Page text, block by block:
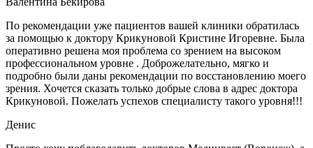
По рекомендации уже пациентов вашей клиники обратилась
за помощью к доктору Крикуновой Кристине Игоревне. Была
оперативно решена моя проблема со зрением на высоком
профессиональном уровне . Доброжелательно, мягко и
подробно были даны рекомендации по восстановлению моего
зрения. Хочется сказать только добрые слова в адрес доктора
Крикуновой. Пожелать успехов специалисту такого уровня!!!
Денис